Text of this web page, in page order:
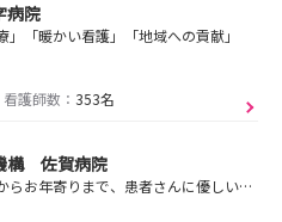
病院
」「暖かい看護」「地域への貢献」
看護師数： 353名
構 佐賀病院
「赤ちゃんからお年寄りまで、患者さんに優しい病院、ご家族に対しても 思いやりのある病院、そして質の良い医療が提供できる病院を目指します｡」